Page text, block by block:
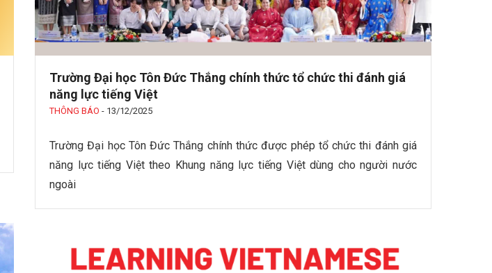
Trường Đại học Tôn Đức Thắng chính thức tổ chức thi đánh giá
năng lực tiếng Việt
THÔNG BÁO - 13/12/2025
Trường Đại học Tôn Đức Thắng chính thức được phép tổ chức thi đánh giá
năng lực tiếng Việt theo Khung năng lực tiếng Việt dùng cho người nước
ngoài